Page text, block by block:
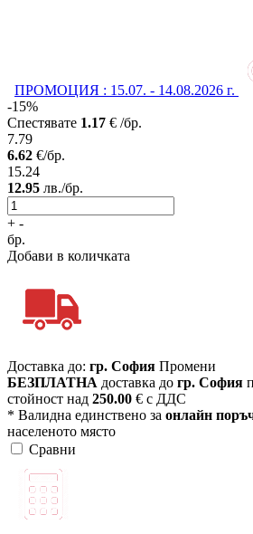
ПРОМОЦИЯ : 15.07. - 14.08.2026 г.
-15%
Спестявате 1.17 € /бр.
7.79
6.62 €/бр.
15.24
12.95 лв./бр.
+ -
бр.
Добави в количката
Доставка до: гр. София Промени
БЕЗПЛАТНА доставка до гр. София
стойност над 250.00 € с ДДС
* Валидна единствено за онлайн
населеното място
Сравни